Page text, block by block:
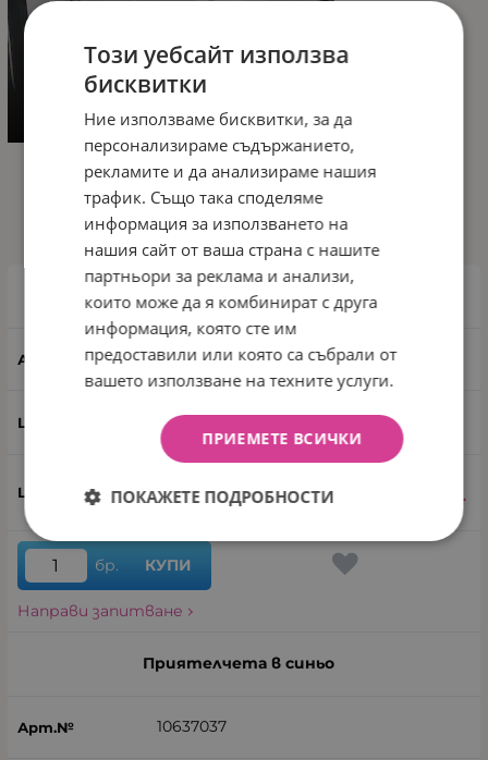
ИЗБЕРИ ВАРИАНТ
10638080
Сънливко розов
---
24.00€ лв.
бр. КУПИ
Направи запитване
10637037
Приятелчета в синьо
Този уебсайт използва
бисквитки
Ние използваме бисквитки, за да
персонализираме съдържанието,
рекламите и да анализираме нашия
трафик. Също така споделяме
информация за използването на
нашия сайт от ваша страна с нашите
партньори за реклама и анализи,
които може да я комбинират с друга
информация, която сте им
предоставили или която са събрали от
вашето използване на техните услуги.
ПРИЕМЕТЕ ВСИЧКИ
ПОКАЖЕТЕ ПОДРОБНОСТИ